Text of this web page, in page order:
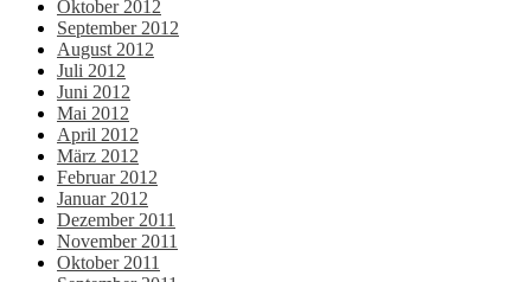
Oktober 2012
September 2012
August 2012
Juli 2012
Juni 2012
Mai 2012
April 2012
März 2012
Februar 2012
Januar 2012
Dezember 2011
November 2011
Oktober 2011